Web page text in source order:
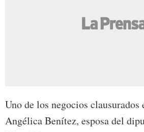
Uno de los negocios clausurados
Angélica Benítez, esposa del